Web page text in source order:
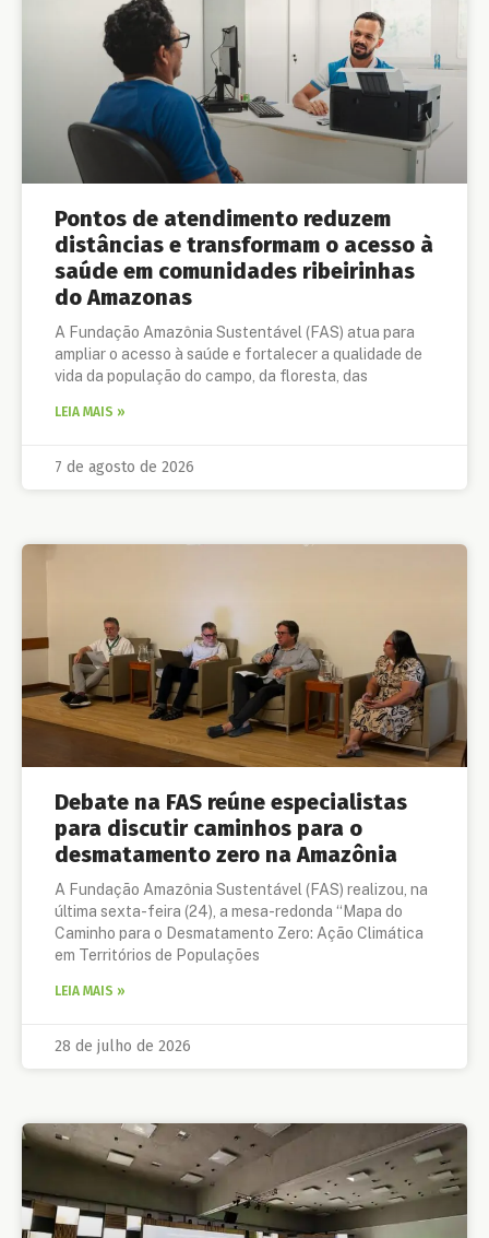
Pontos de atendimento reduzem
distâncias e transformam o acesso à
saúde em comunidades ribeirinhas
do Amazonas
A Fundação Amazônia Sustentável (FAS) atua para
ampliar o acesso à saúde e fortalecer a qualidade de
vida da população do campo, da floresta, das
LEIA MAIS »
7 de agosto de 2026
Debate na FAS reúne especialistas
para discutir caminhos para o
desmatamento zero na Amazônia
A Fundação Amazônia Sustentável (FAS) realizou, na
última sexta-feira (24), a mesa-redonda “Mapa do
Caminho para o Desmatamento Zero: Ação Climática
em Territórios de Populações
LEIA MAIS »
28 de julho de 2026